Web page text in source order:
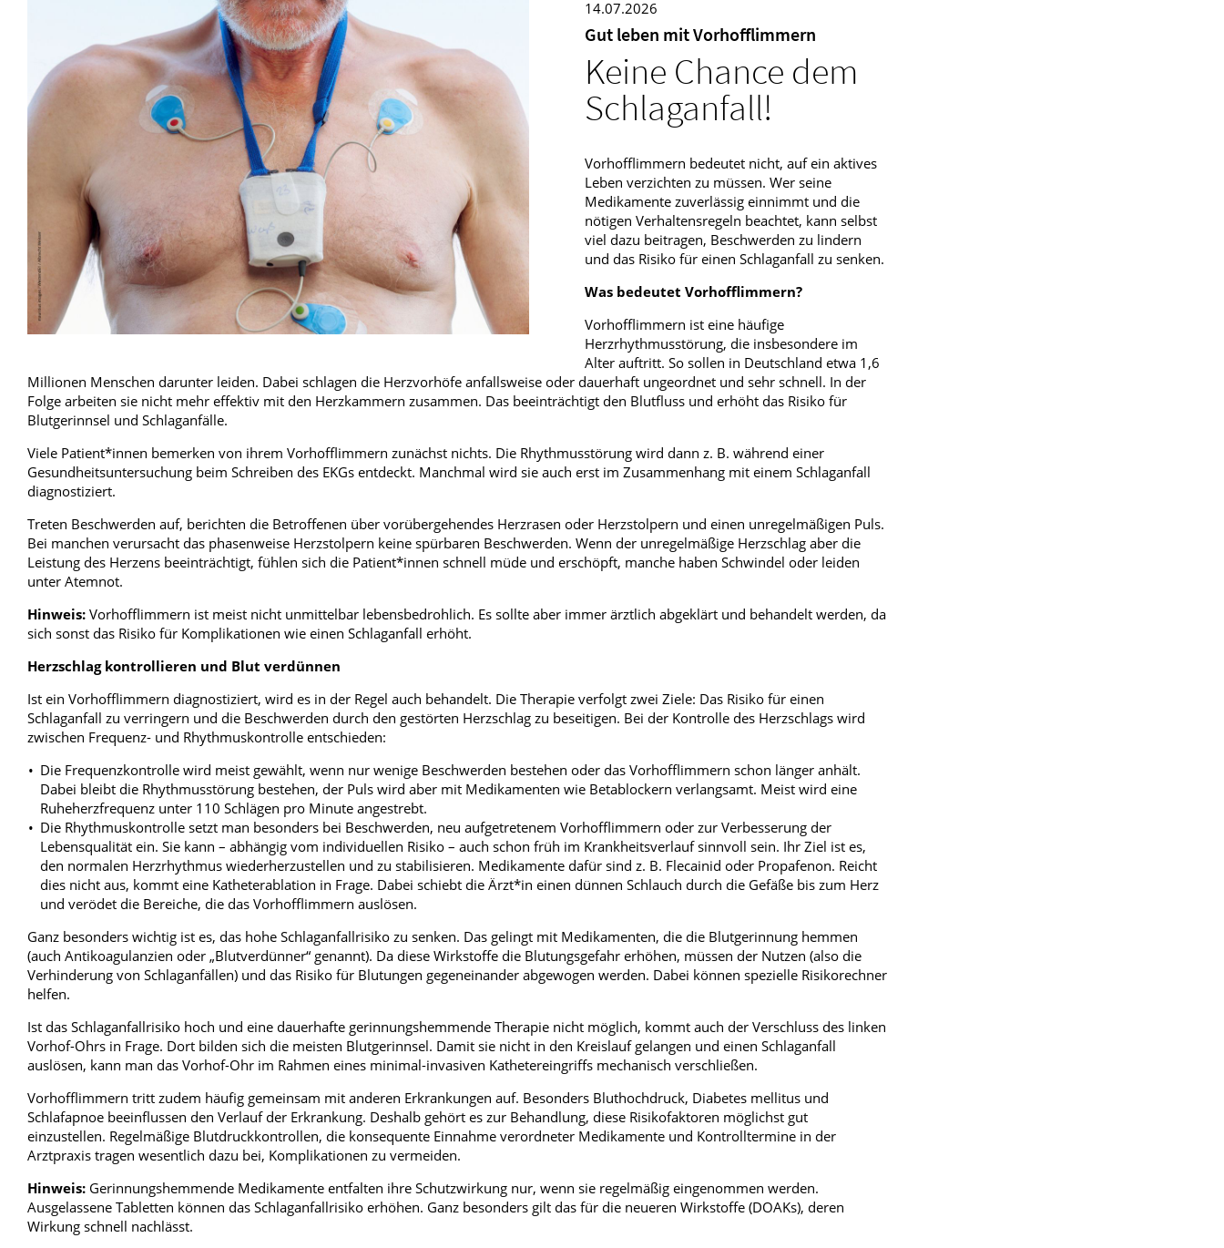
Blut, Krebs und Infektionen
Haut, Haare und Nägel
Psychische Erkrankungen
Neurologie
Schmerz- und Schlafmedizin
Frauenkrankheiten
Männerkrankheiten
14.07.2026
Gut leben mit Vorhofflimmern
Keine Chance dem
Schlaganfall!
Vorhofflimmern bedeutet nicht, auf ein aktives
Leben verzichten zu müssen. Wer seine
Medikamente zuverlässig einnimmt und die
nötigen Verhaltensregeln beachtet, kann selbst
viel dazu beitragen, Beschwerden zu lindern
und das Risiko für einen Schlaganfall zu senken.
Was bedeutet Vorhofflimmern?
Vorhofflimmern ist eine häufige
Herzrhythmusstörung, die insbesondere im
Alter auftritt. So sollen in Deutschland etwa 1,6
Millionen Menschen darunter leiden. Dabei schlagen die Herzvorhöfe anfallsweise oder dauerhaft ungeordnet und sehr schnell. In der
Folge arbeiten sie nicht mehr effektiv mit den Herzkammern zusammen. Das beeinträchtigt den Blutfluss und erhöht das Risiko für
Blutgerinnsel und Schlaganfälle.
Viele Patient*innen bemerken von ihrem Vorhofflimmern zunächst nichts. Die Rhythmusstörung wird dann z. B. während einer
Gesundheitsuntersuchung beim Schreiben des EKGs entdeckt. Manchmal wird sie auch erst im Zusammenhang mit einem Schlaganfall
diagnostiziert.
Treten Beschwerden auf, berichten die Betroffenen über vorübergehendes Herzrasen oder Herzstolpern und einen unregelmäßigen Puls.
Bei manchen verursacht das phasenweise Herzstolpern keine spürbaren Beschwerden. Wenn der unregelmäßige Herzschlag aber die
Leistung des Herzens beeinträchtigt, fühlen sich die Patient*innen schnell müde und erschöpft, manche haben Schwindel oder leiden
unter Atemnot.
Hinweis: Vorhofflimmern ist meist nicht unmittelbar lebensbedrohlich. Es sollte aber immer ärztlich abgeklärt und behandelt werden, da
sich sonst das Risiko für Komplikationen wie einen Schlaganfall erhöht.
Herzschlag kontrollieren und Blut verdünnen
Ist ein Vorhofflimmern diagnostiziert, wird es in der Regel auch behandelt. Die Therapie verfolgt zwei Ziele: Das Risiko für einen
Schlaganfall zu verringern und die Beschwerden durch den gestörten Herzschlag zu beseitigen. Bei der Kontrolle des Herzschlags wird
zwischen Frequenz- und Rhythmuskontrolle entschieden:
Die Frequenzkontrolle wird meist gewählt, wenn nur wenige Beschwerden bestehen oder das Vorhofflimmern schon länger anhält.
Dabei bleibt die Rhythmusstörung bestehen, der Puls wird aber mit Medikamenten wie Betablockern verlangsamt. Meist wird eine
Ruheherzfrequenz unter 110 Schlägen pro Minute angestrebt.
Die Rhythmuskontrolle setzt man besonders bei Beschwerden, neu aufgetretenem Vorhofflimmern oder zur Verbesserung der
Lebensqualität ein. Sie kann – abhängig vom individuellen Risiko – auch schon früh im Krankheitsverlauf sinnvoll sein. Ihr Ziel ist es,
den normalen Herzrhythmus wiederherzustellen und zu stabilisieren. Medikamente dafür sind z. B. Flecainid oder Propafenon. Reicht
dies nicht aus, kommt eine Katheterablation in Frage. Dabei schiebt die Ärzt*in einen dünnen Schlauch durch die Gefäße bis zum Herz
und verödet die Bereiche, die das Vorhofflimmern auslösen.
Ganz besonders wichtig ist es, das hohe Schlaganfallrisiko zu senken. Das gelingt mit Medikamenten, die die Blutgerinnung hemmen
(auch Antikoagulanzien oder „Blutverdünner“ genannt). Da diese Wirkstoffe die Blutungsgefahr erhöhen, müssen der Nutzen (also die
Verhinderung von Schlaganfällen) und das Risiko für Blutungen gegeneinander abgewogen werden. Dabei können spezielle Risikorechner
helfen.
Ist das Schlaganfallrisiko hoch und eine dauerhafte gerinnungshemmende Therapie nicht möglich, kommt auch der Verschluss des linken
Vorhof-Ohrs in Frage. Dort bilden sich die meisten Blutgerinnsel. Damit sie nicht in den Kreislauf gelangen und einen Schlaganfall
auslösen, kann man das Vorhof-Ohr im Rahmen eines minimal-invasiven Kathetereingriffs mechanisch verschließen.
Vorhofflimmern tritt zudem häufig gemeinsam mit anderen Erkrankungen auf. Besonders Bluthochdruck, Diabetes mellitus und
Schlafapnoe beeinflussen den Verlauf der Erkrankung. Deshalb gehört es zur Behandlung, diese Risikofaktoren möglichst gut
einzustellen. Regelmäßige Blutdruckkontrollen, die konsequente Einnahme verordneter Medikamente und Kontrolltermine in der
Arztpraxis tragen wesentlich dazu bei, Komplikationen zu vermeiden.
Hinweis: Gerinnungshemmende Medikamente entfalten ihre Schutzwirkung nur, wenn sie regelmäßig eingenommen werden.
Ausgelassene Tabletten können das Schlaganfallrisiko erhöhen. Ganz besonders gilt das für die neueren Wirkstoffe (DOAKs), deren
Wirkung schnell nachlässt.